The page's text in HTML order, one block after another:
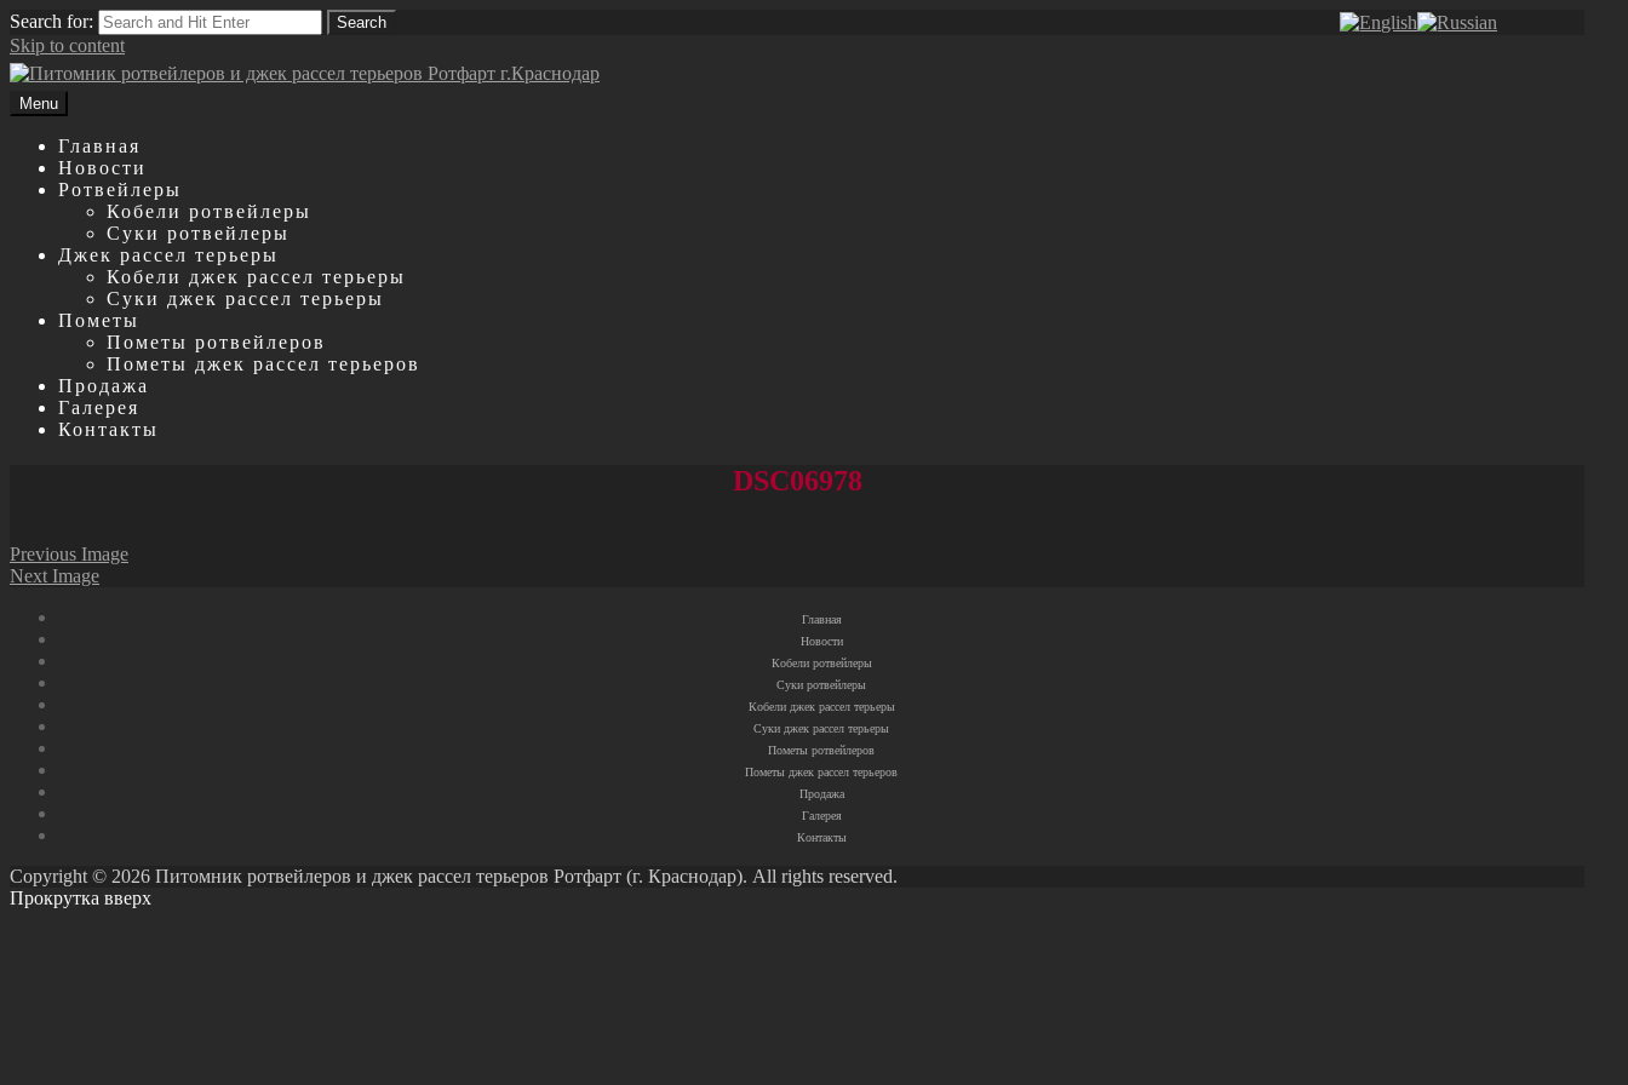
Search for: Search
Skip to content
Menu
Главная
Новости
Ротвейлеры
Кобели ротвейлеры
Суки ротвейлеры
Джек рассел терьеры
Кобели джек рассел терьеры
Суки джек рассел терьеры
Пометы
Пометы ротвейлеров
Пометы джек рассел терьеров
Продажа
Галерея
Контакты
DSC06978
Previous Image
Next Image
Главная
Новости
Кобели ротвейлеры
Суки ротвейлеры
Кобели джек рассел терьеры
Суки джек рассел терьеры
Пометы ротвейлеров
Пометы джек рассел терьеров
Продажа
Галерея
Контакты
Copyright © 2026 Питомник ротвейлеров и джек рассел терьеров Ротфарт (г. Краснодар). All rights reserved.
Прокрутка вверх